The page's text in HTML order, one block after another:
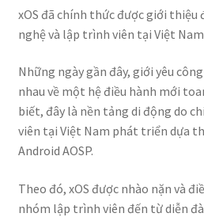
xOS đã chính thức được giới thiệu
nghệ và lập trình viên tại Việt
Những ngày gần đây, giới yêu
nhau về một hệ điều hành mới
biết, đây là nền tảng di động do
viên tại Việt Nam phát triển dựa
Android AOSP.
Theo đó, xOS được nhào nặn và
nhóm lập trình viên đến từ diễn